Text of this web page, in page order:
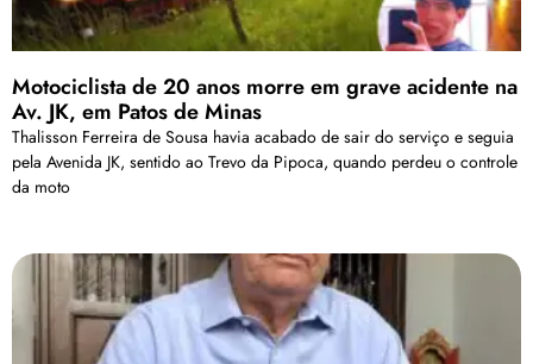
Motociclista de 20 anos morre em grave acidente na
Av. JK, em Patos de Minas
Thalisson Ferreira de Sousa havia acabado de sair do serviço e seguia
pela Avenida JK, sentido ao Trevo da Pipoca, quando perdeu o controle
da moto